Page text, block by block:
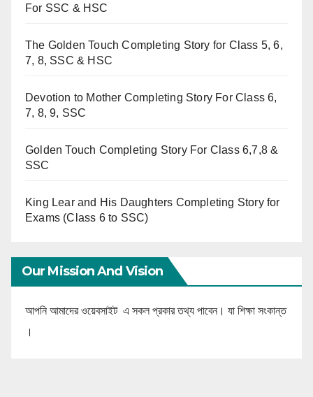
For SSC & HSC
The Golden Touch Completing Story for Class 5, 6,
7, 8, SSC & HSC
Devotion to Mother Completing Story For Class 6,
7, 8, 9, SSC
Golden Touch Completing Story For Class 6,7,8 &
SSC
King Lear and His Daughters Completing Story for
Exams (Class 6 to SSC)
Our Mission And Vision
আপনি আমাদের ওয়েবসাইট এ সকল প্রকার তথ্য পাবেন। যা শিক্ষা সংকান্ত
।